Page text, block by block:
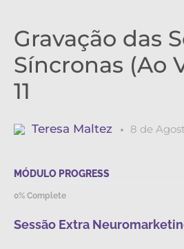
Gravação das
Síncronas (Ao
11
Teresa Maltez 8 de
MÓDULO PROGRESS
0% Complete
Sessão Extra